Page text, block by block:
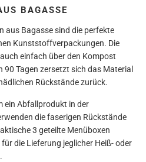
BAGASSE
aus Bagasse sind die perfekte
Kunststoffverpackungen. Die
einfach über den Kompost
Tagen zersetzt sich das Material
Rückstände zurück.
ein Abfallprodukt in der
die faserigen Rückstände
3 geteilte Menüboxen
die Lieferung jeglicher Heiß- oder